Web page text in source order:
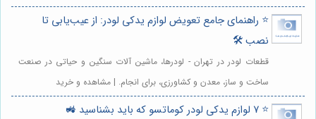
⭐️ راهنمای جامع تعویض لوازم یدکی لودر: از عیب‌یابی تا
نصب 🛠️
قطعات لودر در تهران - لودرها، ماشین آلات سنگین و حیاتی در صنعت
ساخت و ساز، معدن و کشاورزی، برای انجام. | مشاهده و خرید
⭐️ 7 لوازم یدکی لودر کوماتسو که باید بشناسید 🚜